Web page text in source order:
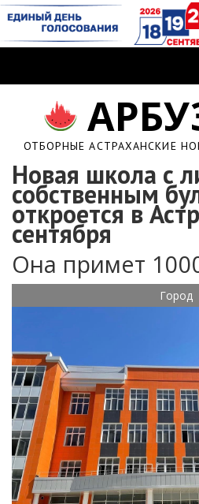
ОТБОРНЫЕ АСТРАХАНСКИЕ
Новая школа с
собственным
откроется в
сентября
Она примет
Город